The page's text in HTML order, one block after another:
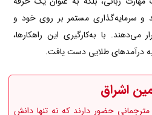
سرمایه‌گذاری مستمر بر روی خود و
می‌دهند. با به‌کارگیری این راهکارها،
درآمدهای طلایی دست یافت.
اشراق
مترجمانی حضور دارند که نه تنها دانش